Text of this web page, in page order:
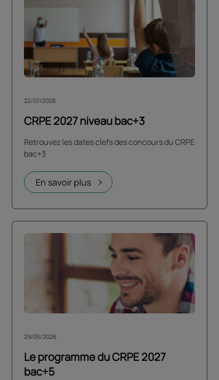
CRPE 2027 niveau bac+3
22/07/2026
Retrouvez les dates clefs des concours du CRPE
bac+3
En savoir plus
Le programme du CRPE 2027
bac+5
29/05/2026